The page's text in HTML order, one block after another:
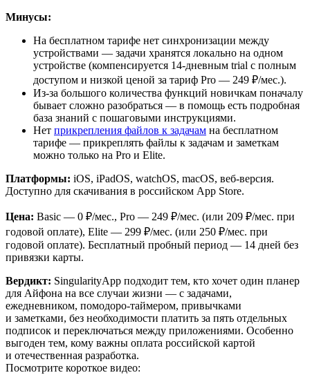
Минусы:
На бесплатном тарифе нет синхронизации между
устройствами — задачи хранятся локально на одном
устройстве (компенсируется 14-дневным trial с полным
доступом и низкой ценой за тариф Pro — 249 ₽/мес.).
Из-за большого количества функций новичкам поначалу
бывает сложно разобраться — в помощь есть подробная
база знаний с пошаговыми инструкциями.
Нет прикрепления файлов к задачам на бесплатном
тарифе — прикреплять файлы к задачам и заметкам
можно только на Pro и Elite.
Платформы: iOS, iPadOS, watchOS, macOS, веб-версия.
Доступно для скачивания в российском App Store.
Цена: Basic — 0 ₽/мес., Pro — 249 ₽/мес. (или 209 ₽/мес. при
годовой оплате), Elite — 299 ₽/мес. (или 250 ₽/мес. при
годовой оплате). Бесплатный пробный период — 14 дней без
привязки карты.
Вердикт: SingularityApp подходит тем, кто хочет один планер
для Айфона на все случаи жизни — с задачами,
ежедневником, помодоро-таймером, привычками
и заметками, без необходимости платить за пять отдельных
подписок и переключаться между приложениями. Особенно
выгоден тем, кому важны оплата российской картой
и отечественная разработка.
Посмотрите короткое видео: